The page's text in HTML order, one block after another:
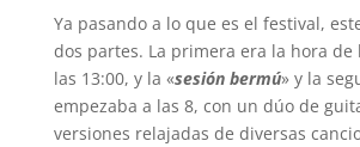
Ya pasando a lo que es el festival,
dos partes. La primera era la hora de
las 13:00, y la «sesión bermú» y la
empezaba a las 8, con un dúo de
versiones relajadas de diversas